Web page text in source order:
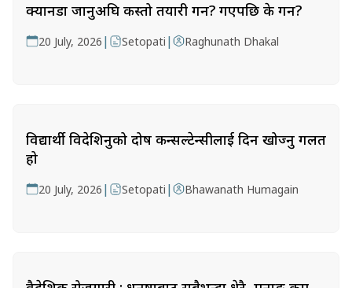
क्यानडा जानुअघि कस्तो तयारी गर्ने? गएपछि के गर्ने?
20 July, 2026 | Setopati | Raghunath Dhakal
विद्यार्थी विदेशिनुको दोष कन्सल्टेन्सीलाई दिन खोज्नु गलत
हो
20 July, 2026 | Setopati | Bhawanath Humagain